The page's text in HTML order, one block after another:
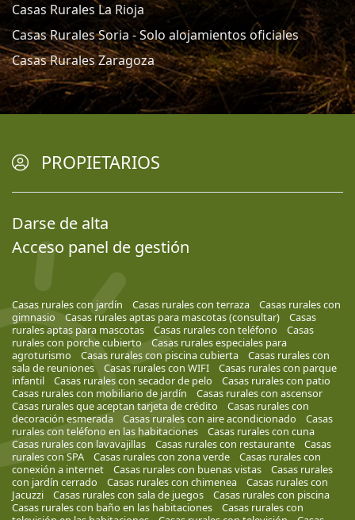
Casas Rurales La Rioja
Casas Rurales Soria - Solo alojamientos oficiales
Casas Rurales Zaragoza
PROPIETARIOS
Darse de alta
Acceso panel de gestión
Casas rurales con jardín Casas rurales con terraza
Casas rurales con
gimnasio
Casas rurales aptas para mascotas (consultar)
Casas
rurales aptas para mascotas
Casas rurales con teléfono
Casas
rurales con porche cubierto
Casas rurales especiales para
agroturismo
Casas rurales con piscina cubierta
Casas rurales con
sala de reuniones
Casas rurales con WIFI
Casas rurales con parque
infantil
Casas rurales con secador de pelo
Casas rurales con patio
Casas rurales con mobiliario de jardín
Casas rurales con ascensor
Casas rurales que aceptan tarjeta de crédito
Casas rurales con
decoración esmerada
Casas rurales con aire acondicionado
Casas
rurales con teléfono en las habitaciones
Casas rurales con cuna
Casas rurales con lavavajillas
Casas rurales con restaurante
Casas
rurales con SPA
Casas rurales con zona verde
Casas rurales con
conexión a internet
Casas rurales con buenas vistas
Casas rurales
con jardín cerrado
Casas rurales con chimenea
Casas rurales con
Jacuzzi
Casas rurales con sala de juegos
Casas rurales con piscina
Casas rurales con baño en las habitaciones
Casas rurales con